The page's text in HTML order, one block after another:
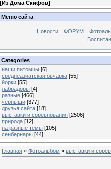
[Из Дома Скифов]
Меню сайта
Новости ФОРУМ
Categories
наши питомцы [6]
среднеазиатская овчарка [55]
йорки [55]
лабрадоры [4]
разные [466]
черныши [377]
друзья сайта [18]
выставки и соревнования [2506]
природа [12]
на разные темы [105]
сенбернары [44]
Главная » Фотоальбом » выставки и